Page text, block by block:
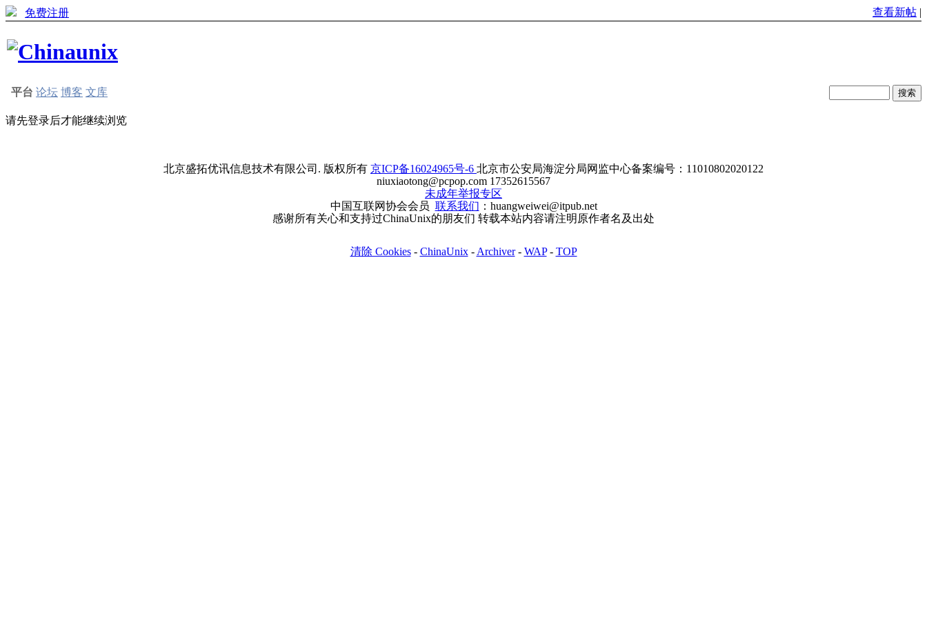
免费注册 查看新帖 |
平台 论坛 博客 文库
请先登录后才能继续浏览
北京盛拓优讯信息技术有限公司. 版权所有 京ICP备16024965号-6 北京市公安局海淀分局网监中心备案编号：11010802020122
niuxiaotong@pcpop.com 17352615567
未成年举报专区
中国互联网协会会员 联系我们 ：huangweiwei@itpub.net
感谢所有关心和支持过ChinaUnix的朋友们 转载本站内容请注明原作者名及出处
清除 Cookies- ChinaUnix- Archiver- WAP- TOP